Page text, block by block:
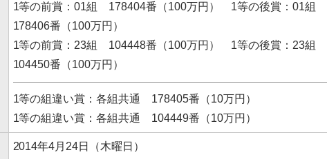
1等の前賞：01組 178404番（100万円） 1等の後賞：01組
178406番（100万円）
1等の前賞：23組 104448番（100万円） 1等の後賞：23組
104450番（100万円）
1等の組違い賞：各組共通 178405番（10万円）
1等の組違い賞：各組共通 104449番（10万円）
2014年4月24日（木曜日）